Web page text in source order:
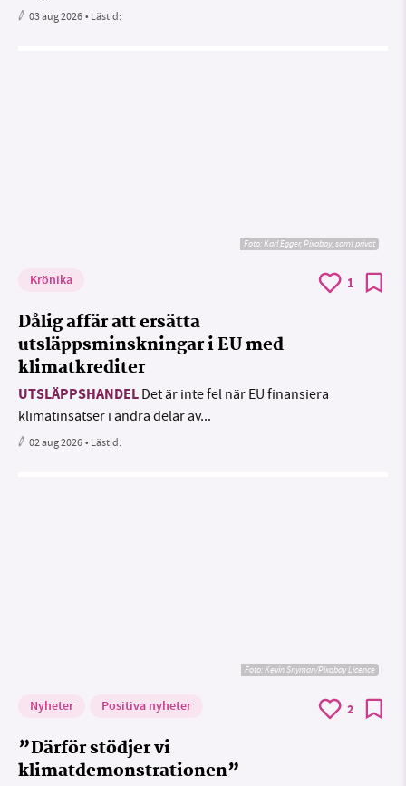
03 aug 2026• Lästid:
Foto:Karl Egger, Pixabay, samt privat
Krönika 1
Dålig affär att ersätta
utsläppsminskningar i EU med
klimatkrediter
UTSLÄPPSHANDEL Det är inte fel när EU finansiera
klimatinsatser i andra delar av...
02 aug 2026• Lästid:
Foto:Kevin Snyman/Pixabay Licence
Nyheter Positiva nyheter 2
”Därför stödjer vi
klimatdemonstrationen”